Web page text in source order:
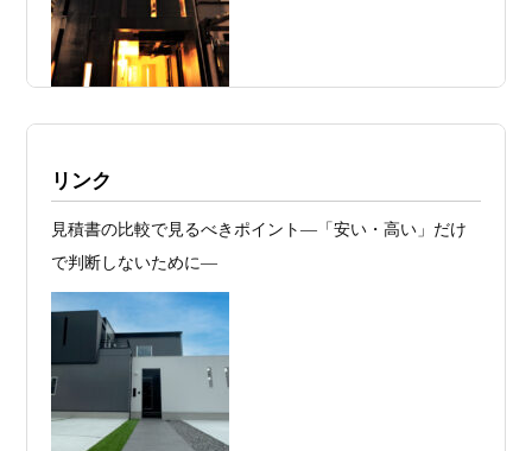
2026年07月23
日
予算が限られていても“美しい家”はつく
れる 削るべき場所・残すべき場所をどう
日
RC風デザインを実現するための設計戦略
デザイン住宅
2026年07月11
日
京都・滋賀で注文住宅を建てるなら、建
プラン、相談・3D設計で理想の家づくり
施工例・京都市北区・ハイクラスの家1UP
多数お問合せありがとうございました。2021～
2025年度 京都・滋賀の注文住宅モニター募
お問合せ有難う御座いました。京都市北区I様,京都市中京
区K様,京都市右京区S様,滋賀県大津市T様,京都市中京区A
様,京都市山科区E様,滋賀県大津市S様,滋賀県草津市D様,
京都市中京区M様,京都市北区M様,京都市上京区T様,京都
リンク
見積書の比較で見るべきポイント―「安い・高い」だけ
で判断しないために―